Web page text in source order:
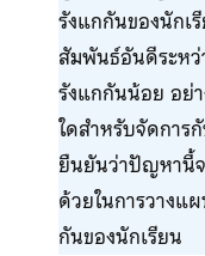
รังแกกันของนักเ
สัมพันธ์อันดีระหว่
รังแกกันน้อย อย่า
ใดสำหรับจัดการ
ยืนยันว่าปัญหานี้
ด้วยในการวางแ
กันของนักเรียน